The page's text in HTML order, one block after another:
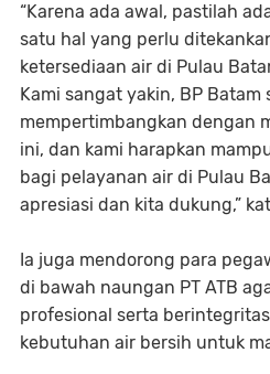
“Karena ada awal, pastilah
satu hal yang perlu
ketersediaan air di Pulau
Kami sangat yakin, BP Batam
mempertimbangkan dengan
ini, dan kami harapkan
bagi pelayanan air di Pulau
apresiasi dan kita dukung,”
Ia juga mendorong para
di bawah naungan PT ATB
profesional serta
kebutuhan air bersih untuk